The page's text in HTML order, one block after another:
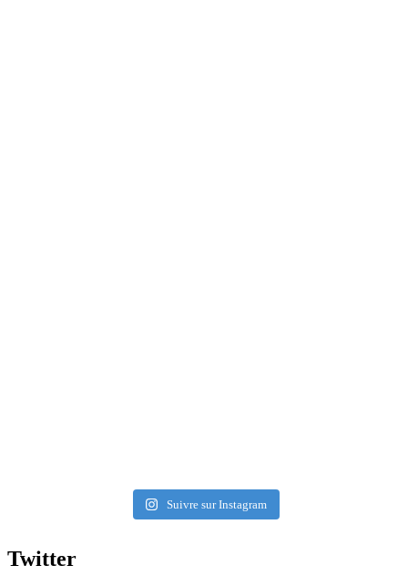
Suivre sur Instagram
Twitter